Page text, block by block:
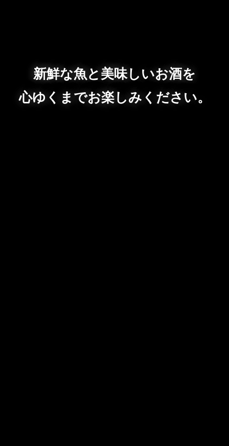
新鮮な魚と美味しいお酒を
心ゆくまでお楽しみください。